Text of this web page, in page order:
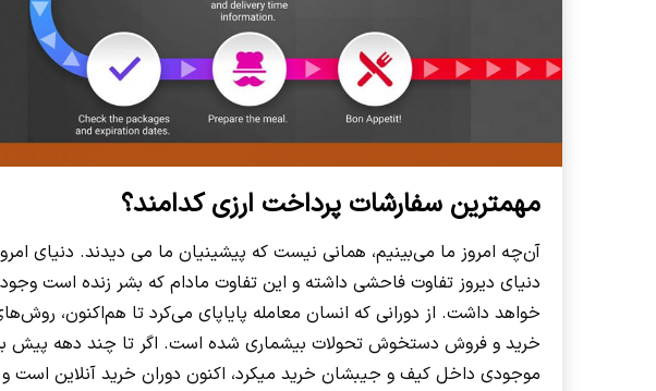
مهمترین سفارشات پرداخت ارزی کدامند؟
آن‌چه امروز ما می‌بینیم، همانی نیست که پیشینیان ما می دیدند. دنیای
دنیای دیروز تفاوت فاحشی داشته و این تفاوت مادام که بشر زنده است وجود
خواهد داشت. از دورانی که انسان معامله پایاپای می‌کرد تا هم‌اکنون،
خرید و فروش دستخوش تحولات بیشماری شده است. اگر تا چند دهه پیش
موجودی داخل کیف و جیبشان خرید میکرد، اکنون دوران خرید آنلاین است